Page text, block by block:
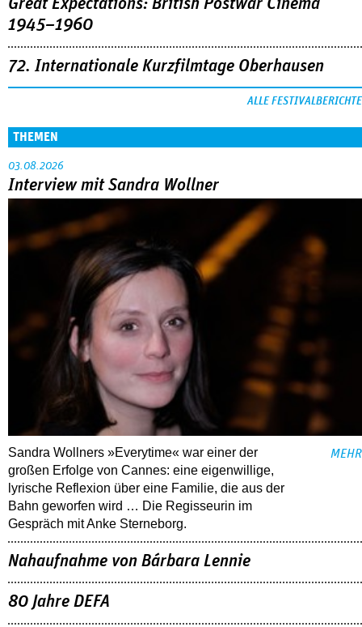
Great Expectations: British Postwar Cinema
1945–1960
72. Internationale Kurzfilmtage Oberhausen
ALLE FESTIVALBERICHTE
THEMEN
03.08.2026
Interview mit Sandra Wollner
Sandra Wollners »Everytime« war einer der
großen Erfolge von Cannes: eine eigenwillige,
lyrische Reflexion über eine ­Familie, die aus der
Bahn geworfen wird … Die Regisseurin im
Gespräch mit Anke Sterneborg.
MEHR
Nahaufnahme von Bárbara Lennie
80 Jahre DEFA